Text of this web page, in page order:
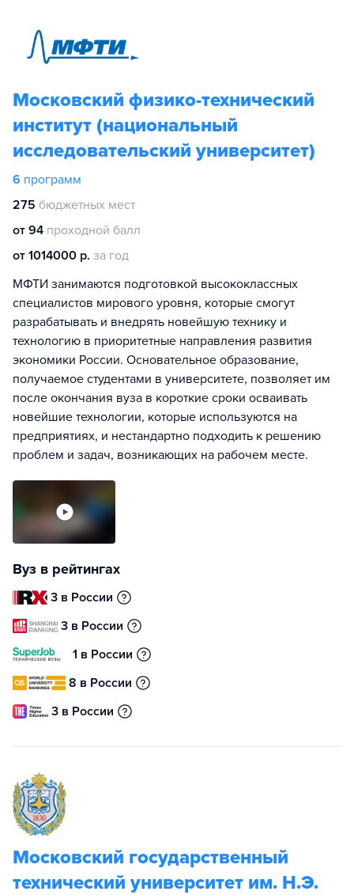
Московский физико-технический
институт (национальный
исследовательский университет)
6 программ
275 бюджетных мест
от 94 проходной балл
от 1014000 р. за год
МФТИ занимаются подготовкой высококлассных
специалистов мирового уровня, которые смогут
разрабатывать и внедрять новейшую технику и
технологию в приоритетные направления развития
экономики России. Основательное образование,
получаемое студентами в университете, позволяет им
после окончания вуза в короткие сроки осваивать
новейшие технологии, которые используются на
предприятиях, и нестандартно подходить к решению
проблем и задач, возникающих на рабочем месте.
Вуз в рейтингах
3 в России
3 в России
1 в России
8 в России
3 в России
Московский государственный
технический университет им. Н.Э.